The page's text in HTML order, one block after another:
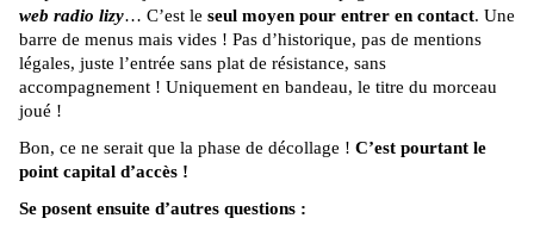
web radio lizy… C’est le seul moyen pour entrer en contact. Une
barre de menus mais vides ! Pas d’historique, pas de mentions
légales, juste l’entrée sans plat de résistance, sans
accompagnement ! Uniquement en bandeau, le titre du morceau
joué !
Bon, ce ne serait que la phase de décollage ! C’est pourtant le
point capital d’accès !
Se posent ensuite d’autres questions :